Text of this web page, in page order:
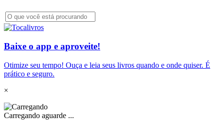
Baixe o app e aproveite!
Otimize seu tempo! Ouça e leia seus livros quando e onde quiser. É
prático e seguro.
×
Carregando aguarde ...